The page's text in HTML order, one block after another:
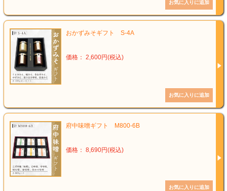
おかずみそギフト S-4A
価格： 2,600円(税込)
府中味噌ギフト M800-6B
価格： 8,690円(税込)